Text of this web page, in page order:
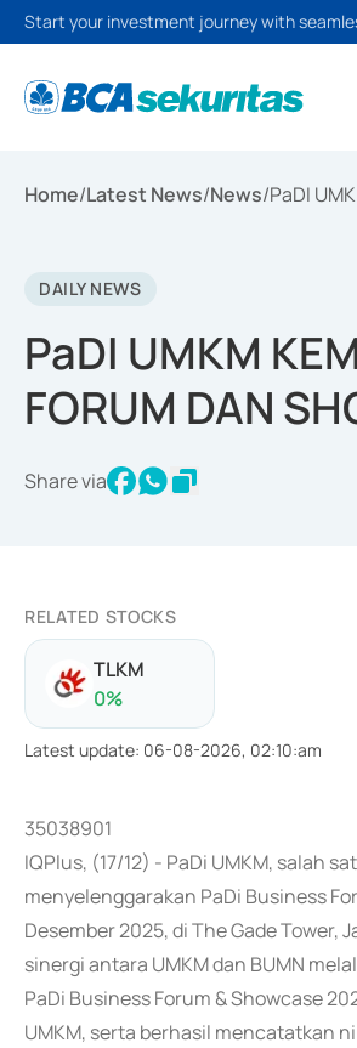
Start your investment journey with
Home/Latest News/News/PaDI
DAILY NEWS
PaDI UMKM
FORUM DAN
Share via
RELATED STOCKS
TLKM
0%
Latest update: 06-08-2026, 02:10:am
35038901
IQPlus, (17/12) - PaDi UMKM, salah
menyelenggarakan PaDi Business
Desember 2025, di The Gade
sinergi antara UMKM dan BUMN
PaDi Business Forum & Showcase
UMKM, serta berhasil mencatatkan